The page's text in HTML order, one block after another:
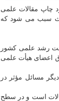
چاپ مقالات علمی
سبب می شود که
رشد علمی کشور
اعضای هیأت علمی
مسائل مؤثر در
است و در سطح